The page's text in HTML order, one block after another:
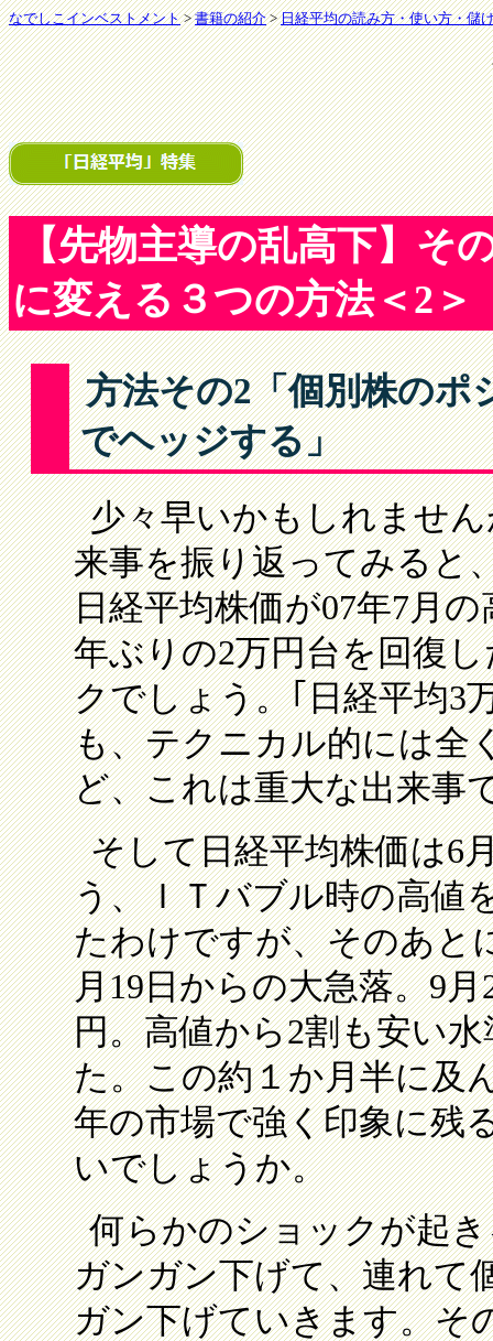
なでしこインベストメント>書籍の紹介>日経平均の読み方・使い方・儲
【先物主導の乱高下】そ
に変える３つの方法＜2＞
方法その2「個別株のポ
でヘッジする」
少々早いかもしれませ
来事を振り返ってみると
日経平均株価が07年7月
年ぶりの2万円台を回復
クでしょう。｢日経平均3
も、テクニカル的には全
ど、これは重大な出来事
そして日経平均株価は6
う、ＩＴバブル時の高値
たわけですが、そのあと
月19日からの大急落。9月
円。高値から2割も安い
た。この約１か月半に及
年の市場で強く印象に残
いでしょうか。
何らかのショックが起
ガンガン下げて、連れて
ガン下げていきます。そ